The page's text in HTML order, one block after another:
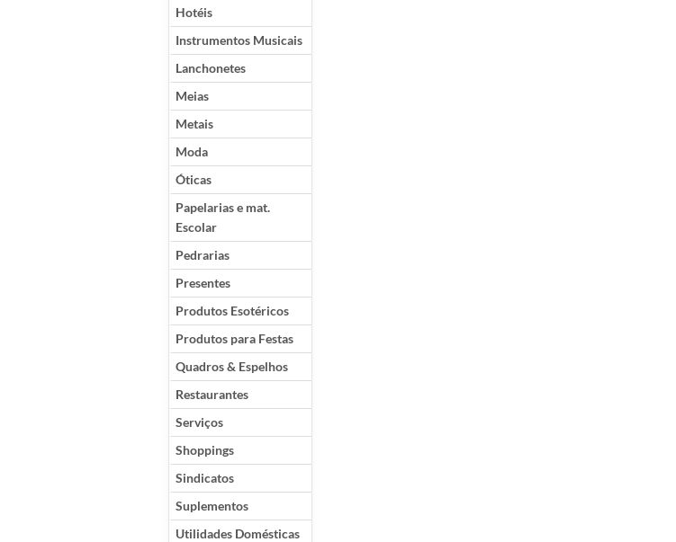
Hotéis
Instrumentos Musicais
Lanchonetes
Meias
Metais
Moda
Óticas
Papelarias e mat.
Escolar
Pedrarias
Presentes
Produtos Esotéricos
Produtos para Festas
Quadros & Espelhos
Restaurantes
Serviços
Shoppings
Sindicatos
Suplementos
Utilidades Domésticas